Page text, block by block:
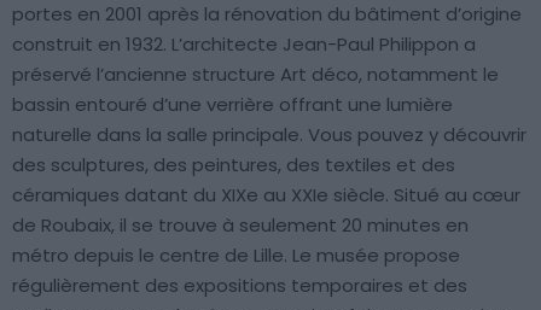
portes en 2001 après la rénovation du bâtiment d’origine
construit en 1932. L’architecte Jean-Paul Philippon a
préservé l’ancienne structure Art déco, notamment le
bassin entouré d’une verrière offrant une lumière
naturelle dans la salle principale. Vous pouvez y découvrir
des sculptures, des peintures, des textiles et des
céramiques datant du XIXe au XXIe siècle. Situé au cœur
de Roubaix, il se trouve à seulement 20 minutes en
métro depuis le centre de Lille. Le musée propose
régulièrement des expositions temporaires et des